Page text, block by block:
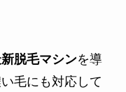
脱毛マシンを導
毛にも対応して